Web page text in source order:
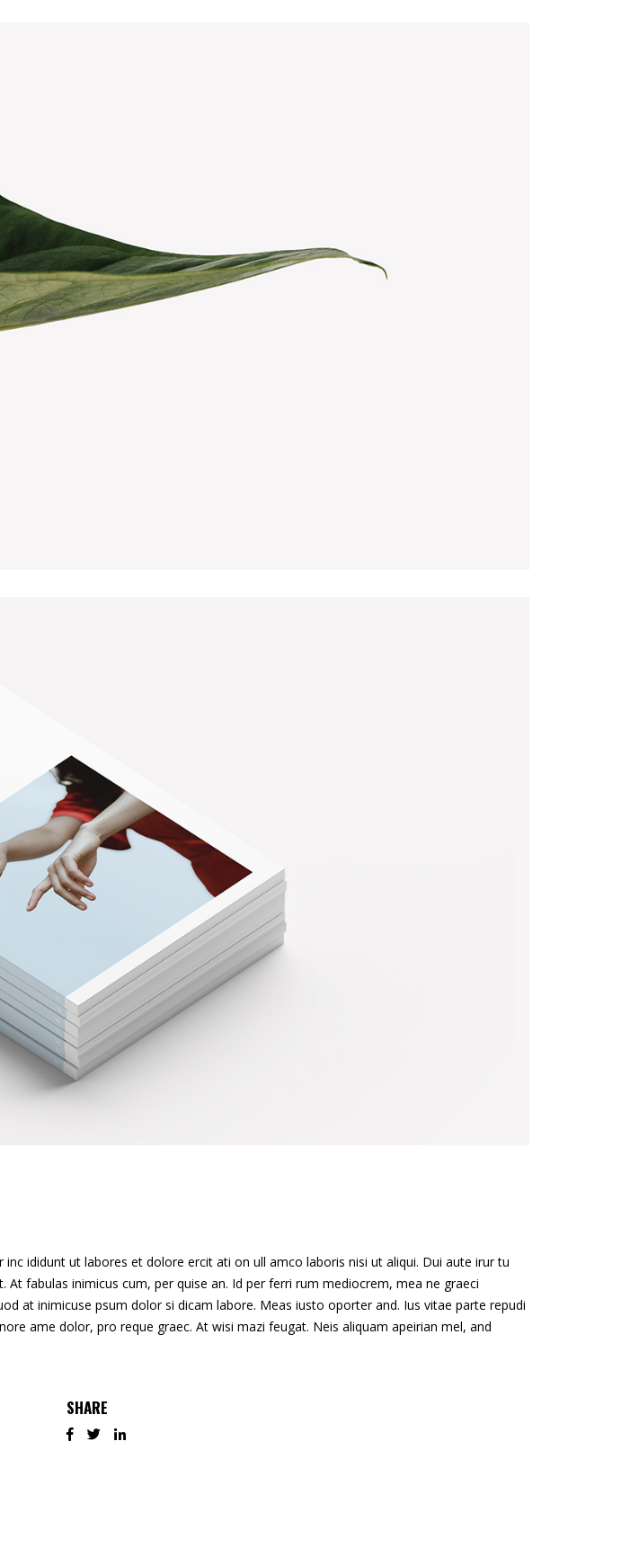
ididunt ut labores et dolore ercit ati on ull amco laboris nisi ut aliqui. Dui aute irur tu
fabulas inimicus cum, per quise an. Id per ferri rum mediocrem, mea ne graeci
at inimicuse psum dolor si dicam labore. Meas iusto oporter and. Ius vitae parte repudi
ame dolor, pro reque graec. At wisi mazi feugat. Neis aliquam apeirian mel, and
SHARE